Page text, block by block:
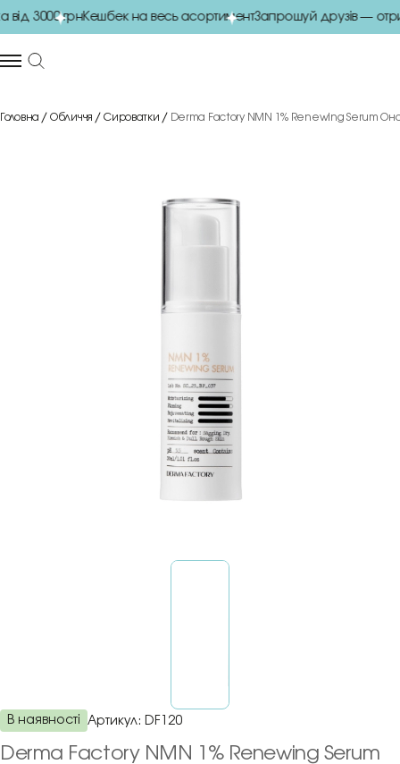
3000 грнКешбек на весь асортиментЗапрошуй друзів —
Головна Обличчя Сироватки Derma Factory NMN 1% Renewing Serum
В наявності Артикул: DF120
Derma Factory NMN 1% Renewing Serum